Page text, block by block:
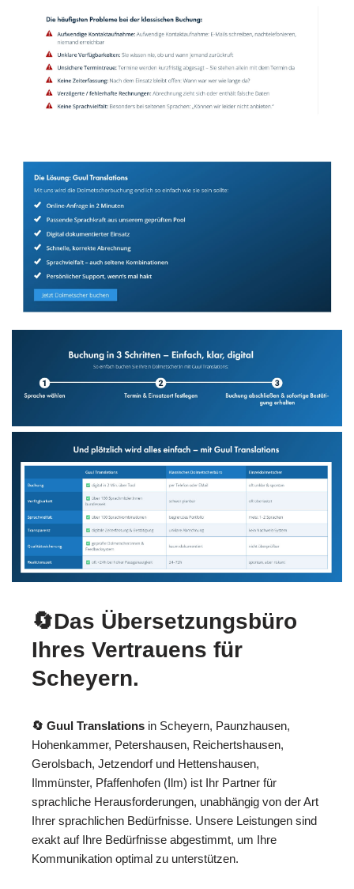
🔄Das Übersetzungsbüro
Ihres Vertrauens für
Scheyern.
🔄 Guul Translations in Scheyern, Paunzhausen,
Hohenkammer, Petershausen, Reichertshausen,
Gerolsbach, Jetzendorf und Hettenshausen,
Ilmmünster, Pfaffenhofen (Ilm) ist Ihr Partner für
sprachliche Herausforderungen, unabhängig von der Art
Ihrer sprachlichen Bedürfnisse. Unsere Leistungen sind
exakt auf Ihre Bedürfnisse abgestimmt, um Ihre
Kommunikation optimal zu unterstützen.